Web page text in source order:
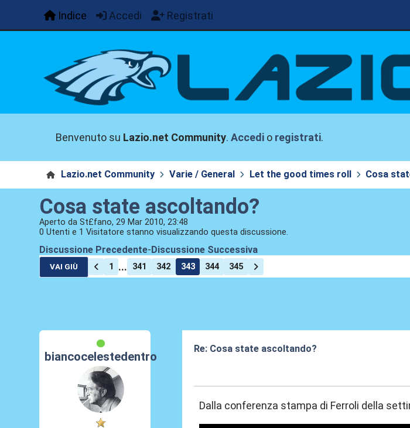
Indice Accedi Registrati
Benvenuto su Lazio.net Community.Accedi o registrati.
Lazio.net Community Varie / General Let the good times roll Cosa
Cosa state ascoltando?
Aperto da St£fano, 29 Mar 2010, 23:48
0 Utenti e 1 Visitatore stanno visualizzando questa discussione.
Discussione Precedente- Discussione Successiva
VAI GIÙ 1 ... 341 342 343 344 345
biancocelestedentro
Re: Cosa state ascoltando?
Dalla conferenza stampa di Ferroli della